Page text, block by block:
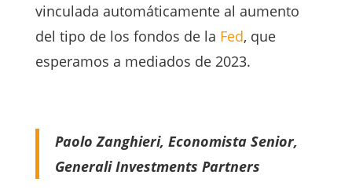
vinculada automáticamente al aumento
del tipo de los fondos de la Fed, que
esperamos a mediados de 2023.
Paolo Zanghieri, Economista Senior,
Generali Investments Partners